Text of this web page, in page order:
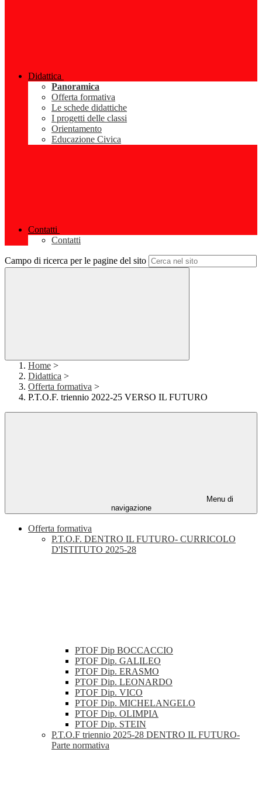
Didattica
Panoramica
Offerta formativa
Le schede didattiche
I progetti delle classi
Orientamento
Educazione Civica
Contatti
Contatti
Campo di ricerca per le pagine del sito
Home >
Didattica >
Offerta formativa >
P.T.O.F. triennio 2022-25 VERSO IL FUTURO
Menu di
navigazione
Offerta formativa
P.T.O.F. DENTRO IL FUTURO- CURRICOLO
D'ISTITUTO 2025-28
PTOF Dip BOCCACCIO
PTOF Dip. GALILEO
PTOF Dip. ERASMO
PTOF Dip. LEONARDO
PTOF Dip. VICO
PTOF Dip. MICHELANGELO
PTOF Dip. OLIMPIA
PTOF Dip. STEIN
P.T.O.F triennio 2025-28 DENTRO IL FUTURO-
Parte normativa